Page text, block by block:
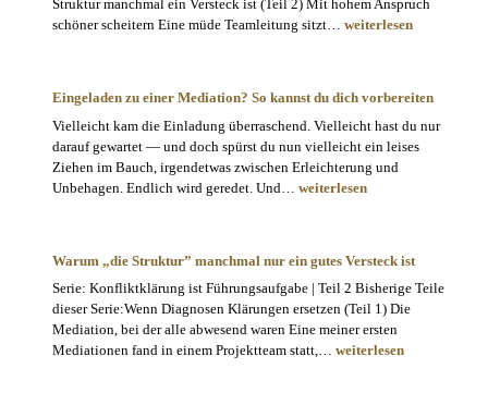
Struktur manchmal ein Versteck ist (Teil 2) Mit hohem Anspruch
schöner scheitern Eine müde Teamleitung sitzt… Teamkonflikt?
Führung
ihn
manchmal
verlängert
weiterlesen
Eingeladen zu einer Mediation? So kannst du dich vorbereiten
Vielleicht kam die Einladung überraschend. Vielleicht hast du nur
darauf gewartet — und doch spürst du nun vielleicht ein leises
Ziehen im Bauch, irgendetwas zwischen Erleichterung und
Unbehagen. Endlich wird geredet. Und… Eingeladen
So
kannst
du
dich
vorbereiten
weiterlesen
Warum „die Struktur” manchmal nur ein gutes Versteck ist
Serie: Konfliktklärung ist Führungsaufgabe | Teil 2 Bisherige Teile
dieser Serie:Wenn Diagnosen Klärungen ersetzen (Teil 1) Die
Mediation, bei der alle abwesend waren Eine meiner ersten
Mediationen fand in einem Projektteam statt,… Warum
weiterlesen